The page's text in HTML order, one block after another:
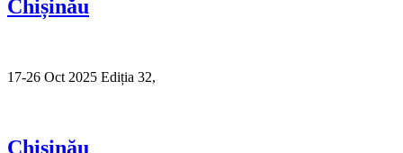
Chișinău
17-26 Oct 2025 Ediția 32,
Chișinău